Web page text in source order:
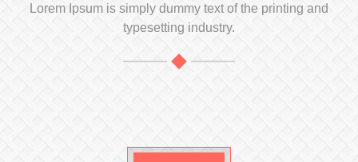
Lorem Ipsum is simply dummy text of the printing and
typesetting industry.